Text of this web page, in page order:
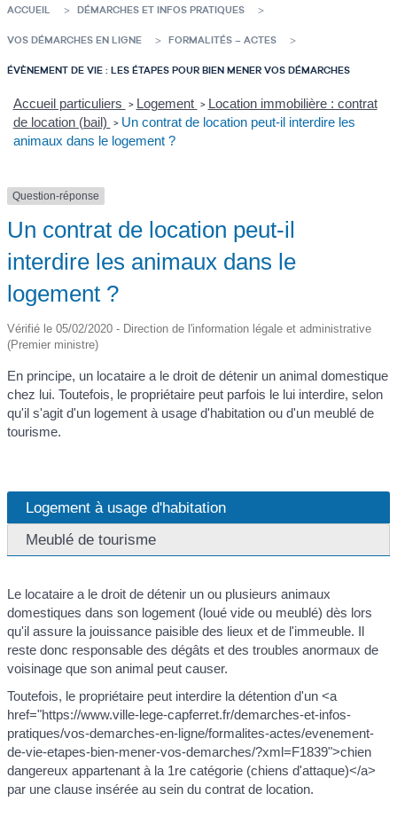
ACCUEIL DÉMARCHES ET INFOS PRATIQUES
VOS DÉMARCHES EN LIGNE FORMALITÉS – ACTES
ÉVÈNEMENT DE VIE : LES ÉTAPES POUR BIEN MENER VOS DÉMARCHES
Accueil particuliers > Logement > Location immobilière : contrat
de location (bail) > Un contrat de location peut-il interdire les
animaux dans le logement ?
Question-réponse
Un contrat de location peut-il
interdire les animaux dans le
logement ?
Vérifié le 05/02/2020 - Direction de l'information légale et administrative
(Premier ministre)
En principe, un locataire a le droit de détenir un animal domestique
chez lui. Toutefois, le propriétaire peut parfois le lui interdire, selon
qu'il s'agit d'un logement à usage d'habitation ou d'un meublé de
tourisme.
Logement à usage d'habitation
Meublé de tourisme
Le locataire a le droit de détenir un ou plusieurs animaux
domestiques dans son logement (loué vide ou meublé) dès lors
qu'il assure la jouissance paisible des lieux et de l'immeuble. Il
reste donc responsable des dégâts et des troubles anormaux de
voisinage que son animal peut causer.
Toutefois, le propriétaire peut interdire la détention d'un <a
href="https://www.ville-lege-capferret.fr/demarches-et-infos-
pratiques/vos-demarches-en-ligne/formalites-actes/evenement-
de-vie-etapes-bien-mener-vos-demarches/?xml=F1839">chien
dangereux appartenant à la 1re catégorie (chiens d'attaque)</a>
par une clause insérée au sein du contrat de location.